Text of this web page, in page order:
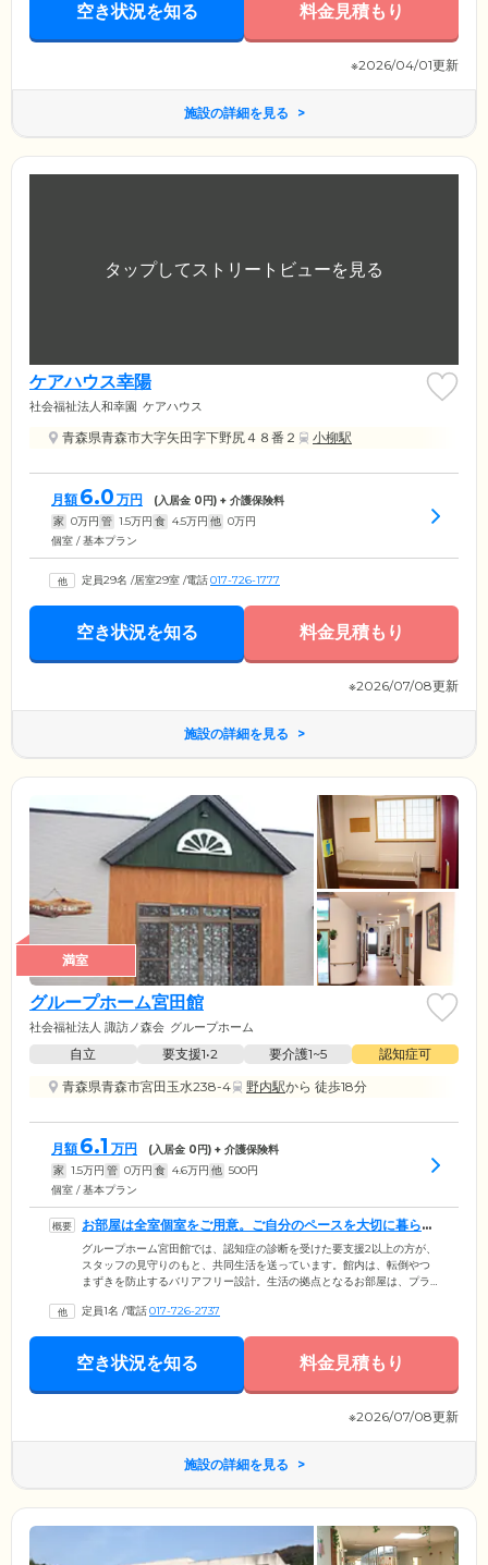
空き状況を知る 料金見積もり
※2026/04/01更新
施設の詳細を見る
ケアハウス幸陽
社会福祉法人和幸園 ケアハウス
青森県青森市大字矢田字下野尻４８番２ 小柳駅
月額 6.0 万円 (入居金 0円) + 介護保険料
家 0万円 管 1.5万円 食 4.5万円 他 0万円
個室 / 基本プラン
定員29名 /居室29室 /電話017-726-1777
空き状況を知る 料金見積もり
※2026/07/08更新
施設の詳細を見る
満室
グループホーム宮田館
社会福祉法人 諏訪ノ森会 グループホーム
自立 要支援1•2 要介護1~5
認知症可
青森県青森市宮田玉水238-4
野内駅から 徒歩18分
月額 6.1 万円 (入居金 0円) + 介護保険料
家 1.5万円 管 0万円 食 4.6万円 他 500円
個室 / 基本プラン
お部屋は全室個室をご用意。ご自分のペースを大切に暮らせ
ます
グループホーム宮田館では、認知症の診断を受けた要支援2以上の方が、
スタッフの見守りのもと、共同生活を送っています。館内は、転倒やつ
まずきを防止するバリアフリー設計。生活の拠点となるお部屋は、プラ
の持ち込みが可能なため、ご自分らしい空間づくりをお楽しみいただけ
居者様との会話に花を咲かせながら、なごやかなひとときをお過ごしく
ださい。また、当ホームは家庭的な雰囲気を大切にするため、畳のお部
さい。
定員1名 /電話017-726-2737
空き状況を知る 料金見積もり
※2026/07/08更新
施設の詳細を見る